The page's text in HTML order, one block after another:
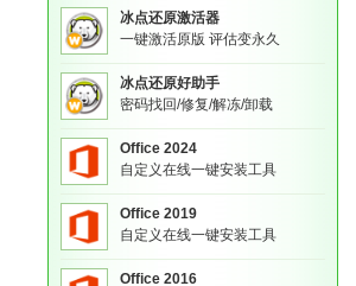
冰点还原激活器
一键激活原版 评估变永久
冰点还原好助手
密码找回/修复/解冻/卸载
Office 2024
自定义在线一键安装工具
Office 2019
自定义在线一键安装工具
Office 2016